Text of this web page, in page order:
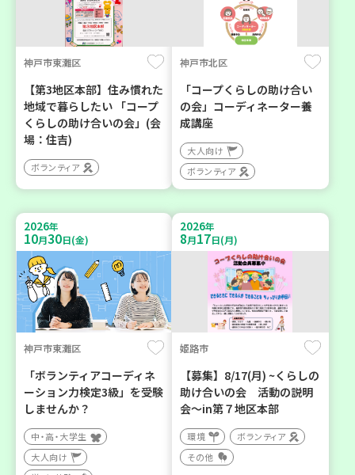
神戸市東灘区
【第3地区本部】住み慣れた
地域で暮らしたい 「コープ
くらしの助け合いの会」(会
場：住吉)
ボランティア
神戸市北区
「コープくらしの助け合い
の会」コーディネーター養
成講座
大人向け
ボランティア
2026年
10月30日(金)
神戸市東灘区
「ボランティアコーディネ
ーション力検定3級」を受験
しませんか？
中・高・大学生
大人向け
2026年
8月17日(月)
姫路市
【募集】8/17(月) ~くらしの
助け合いの会 活動の説明
会～in第７地区本部
環境
ボランティア
その他